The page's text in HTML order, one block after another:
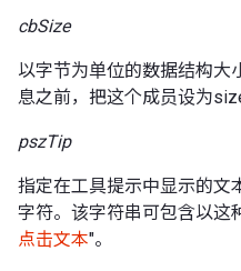
cbSize
以字节为单位的数据结构大
息之前，把这个成员设为
pszTip
指定在工具提示中显示的文
字符。该字符串可包含以这
点击文本"。